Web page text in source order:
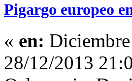
Pigargo europeo
« en:
28/12/2013